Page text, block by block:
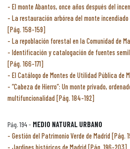
El monte Abantos, once años después del
La restauración arbórea del monte incendiado
[Pág. 158-159]
La repoblación forestal en la Comunidad de
Identificación y catalogación de fuentes
[Pág. 166-171]
El Catálogo de Montes de Utilidad Pública de
“Cabeza de Hierro”: Un monte privado,
multifuncionalidad [Pág. 184-192]
Pág. 194 - MEDIO NATURAL URBANO
Gestión del Patrimonio Verde de Madrid [Pág.
Jardines históricos de Madrid [Pág. 196-203]